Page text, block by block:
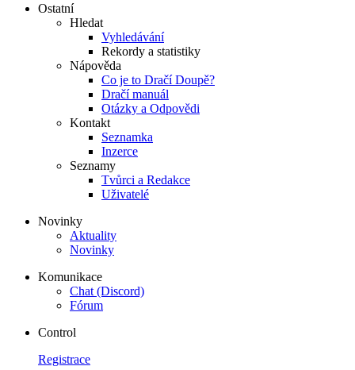
Ostatní
Hledat
Vyhledávání
Rekordy a statistiky
Nápověda
Co je to Dračí Doupě?
Dračí manuál
Otázky a Odpovědi
Kontakt
Seznamka
Inzerce
Seznamy
Tvůrci a Redakce
Uživatelé
Novinky
Aktuality
Novinky
Komunikace
Chat (Discord)
Fórum
Control
Registrace